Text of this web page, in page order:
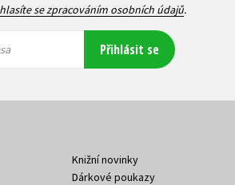
se zpracováním osobních údajů.
Přihlásit se
Knižní novinky
Dárkové poukazy